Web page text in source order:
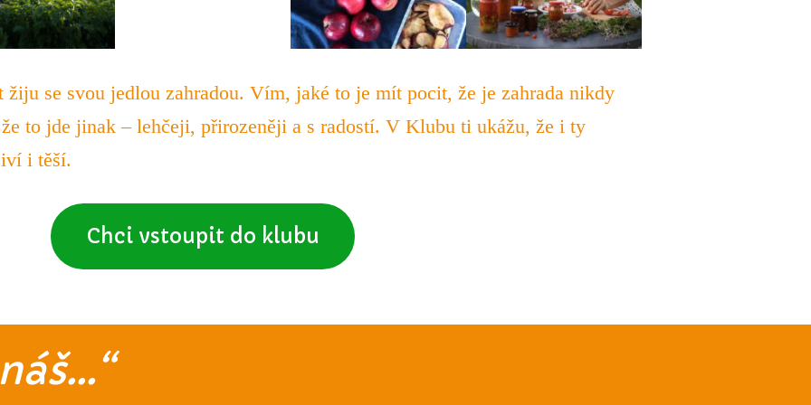
žiju se svou jedlou zahradou. Vím, jaké to je mít pocit, že je zahrada nikdy
to jde jinak – lehčeji, přirozeněji a s radostí. V Klubu ti ukážu, že i ty
i těší.
Chci vstoupit do klubu